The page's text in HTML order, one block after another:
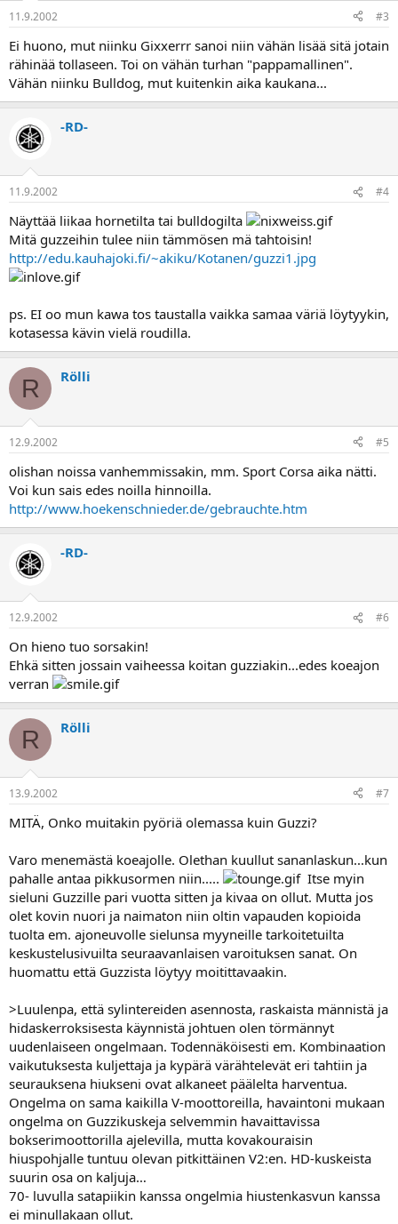
11.9.2002 #3
Ei huono, mut niinku Gixxerrr sanoi niin vähän lisää sitä jotain
rähinää tollaseen. Toi on vähän turhan "pappamallinen".
Vähän niinku Bulldog, mut kuitenkin aika kaukana...
-RD-
11.9.2002 #4
Näyttää liikaa hornetilta tai bulldogilta
Mitä guzzeihin tulee niin tämmösen mä tahtoisin!
http://edu.kauhajoki.fi/~akiku/Kotanen/guzzi1.jpg
ps. EI oo mun kawa tos taustalla vaikka samaa väriä löytyykin,
kotasessa kävin vielä roudilla.
R Rölli
12.9.2002 #5
olishan noissa vanhemmissakin, mm. Sport Corsa aika nätti.
Voi kun sais edes noilla hinnoilla.
http://www.hoekenschnieder.de/gebrauchte.htm
-RD-
12.9.2002 #6
On hieno tuo sorsakin!
Ehkä sitten jossain vaiheessa koitan guzziakin...edes koeajon
verran
R Rölli
13.9.2002 #7
MITÄ, Onko muitakin pyöriä olemassa kuin Guzzi?
Varo menemästä koeajolle. Olethan kuullut sananlaskun...kun
pahalle antaa pikkusormen niin.....
Itse myin
sieluni Guzzille pari vuotta sitten ja kivaa on ollut. Mutta jos
olet kovin nuori ja naimaton niin oltin vapauden kopioida
tuolta em. ajoneuvolle sielunsa myyneille tarkoitetuilta
keskustelusivuilta seuraavanlaisen varoituksen sanat. On
huomattu että Guzzista löytyy moitittavaakin.
>Luulenpa, että sylintereiden asennosta, raskaista männistä ja
hidaskerroksisesta käynnistä johtuen olen törmännyt
uudenlaiseen ongelmaan. Todennäköisesti em. Kombinaation
vaikutuksesta kuljettaja ja kypärä värähtelevät eri tahtiin ja
seurauksena hiukseni ovat alkaneet päälelta harventua.
Ongelma on sama kaikilla V-moottoreilla, havaintoni mukaan
ongelma on Guzzikuskeja selvemmin havaittavissa
bokserimoottorilla ajelevilla, mutta kovakouraisin
hiuspohjalle tuntuu olevan pitkittäinen V2:en. HD-kuskeista
suurin osa on kaljuja…
70- luvulla satapiikin kanssa ongelmia hiustenkasvun kanssa
ei minullakaan ollut.